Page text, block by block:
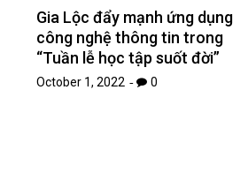
Gia Lộc đẩy mạnh ứng dụng
công nghệ thông tin trong
“Tuần lễ học tập suốt đời”
October 1, 2022 0